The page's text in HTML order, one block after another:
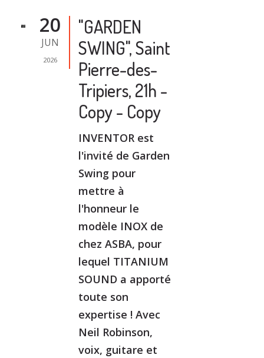
20
JUN
2026
"GARDEN
SWING", Saint
Pierre-des-
Tripiers, 21h -
Copy - Copy
INVENTOR est
l'invité de Garden
Swing pour
mettre à
l'honneur le
modèle INOX de
chez ASBA, pour
lequel TITANIUM
SOUND a apporté
toute son
expertise ! Avec
Neil Robinson,
voix, guitare et